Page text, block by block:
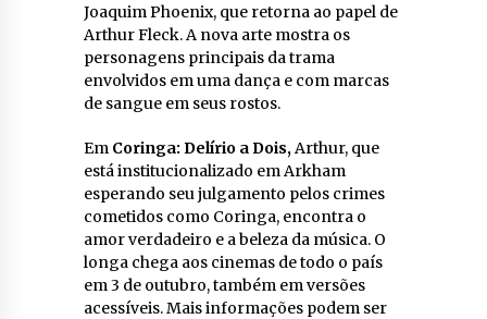
Joaquim Phoenix, que retorna ao papel de
Arthur Fleck. A nova arte mostra os
personagens principais da trama
envolvidos em uma dança e com marcas
de sangue em seus rostos.
Em Coringa: Delírio a Dois,Arthur, que
está institucionalizado em Arkham
esperando seu julgamento pelos crimes
cometidos como Coringa, encontra o
amor verdadeiro e a beleza da música. O
longa chega aos cinemas de todo o país
em 3 de outubro, também em versões
acessíveis. Mais informações podem ser